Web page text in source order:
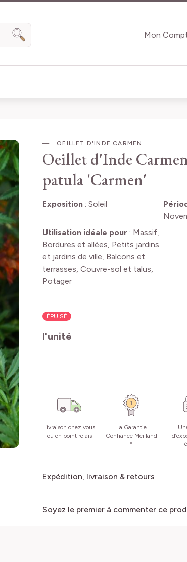
Mon
Chercher
OEILLET D'INDE CARMEN
Oeillet d'Inde
patula 'Carmen'
Exposition: Soleil
Utilisation idéale pour : Massif,
Bordures et allées, Petits jardins
et jardins de ville, Balcons et
terrasses, Couvre-sol et talus,
Potager
ÉPUISÉ
l'unité
Livraison chez vous
ou en point relais
La Garantie
Confiance Meilland
*
Expédition, livraison & retours
Soyez le premier à commenter ce